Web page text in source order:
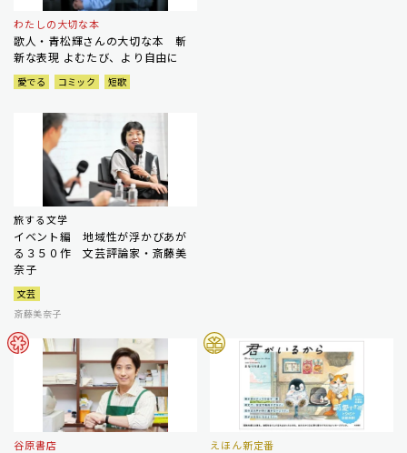
わたしの大切な本
歌人・青松輝さんの大切な本 斬
新な表現 よむたび、より自由に
愛でる コミック 短歌
旅する文学
イベント編 地域性が浮かびあが
る３５０作 文芸評論家・斎藤美
奈子
文芸
斎藤美奈子
谷原書店 えほん新定番